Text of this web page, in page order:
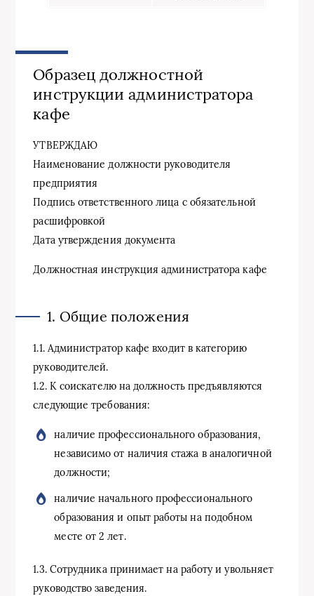
Образец должностной
инструкции администратора
кафе
УТВЕРЖДАЮ
Наименование должности руководителя
предприятия
Подпись ответственного лица с обязательной
расшифровкой
Дата утверждения документа
Должностная инструкция администратора кафе
1. Общие положения
1.1. Администратор кафе входит в категорию
руководителей.
1.2. К соискателю на должность предъявляются
следующие требования:
наличие профессионального образования,
независимо от наличия стажа в аналогичной
должности;
наличие начального профессионального
образования и опыт работы на подобном
месте от 2 лет.
1.3. Сотрудника принимает на работу и увольняет
руководство заведения.